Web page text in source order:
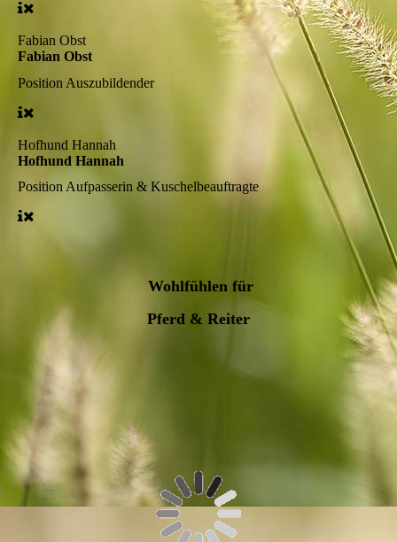
Fabian Obst
Fabian Obst
Position Auszubildender
Hofhund Hannah
Hofhund Hannah
Position Aufpasserin & Kuschelbeauftragte
Wohlfühlen für
Pferd & Reiter